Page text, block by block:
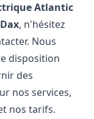
Atlantic
, n'hésitez
Nous
disposition
des
nos services,
nos tarifs.